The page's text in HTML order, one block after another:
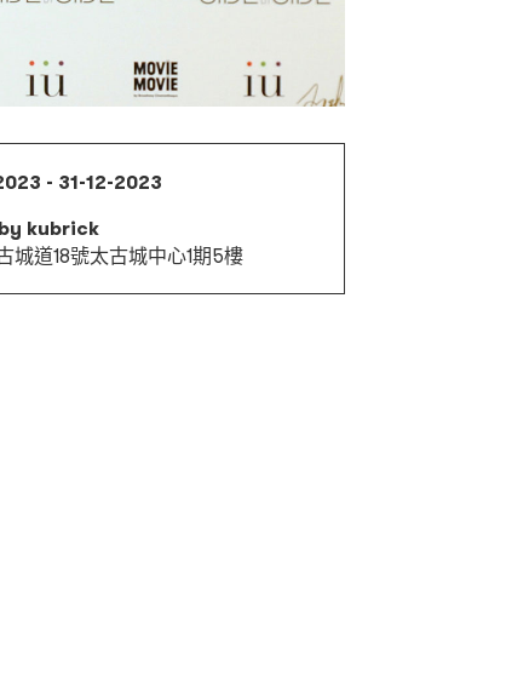
- 31-12-2023
kubrick
城道18號太古城中心1期5樓